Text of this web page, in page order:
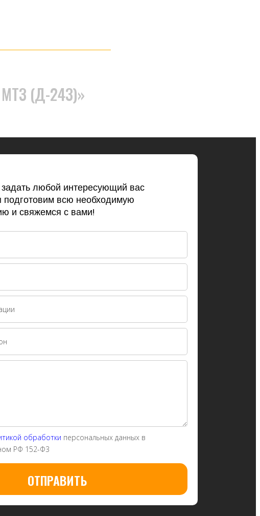
(Д-243)»
любой интересующий вас
всю необходимую
и свяжемся с вами!
обработки персональных данных в
РФ 152-Ф3
ОТПРАВИТЬ